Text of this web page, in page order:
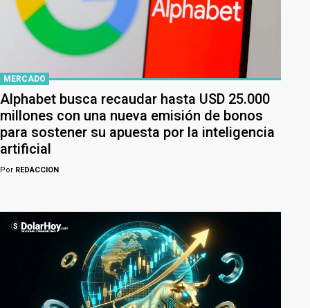
MERCADO
Alphabet busca recaudar hasta USD 25.000
millones con una nueva emisión de bonos
para sostener su apuesta por la inteligencia
artificial
Por REDACCION